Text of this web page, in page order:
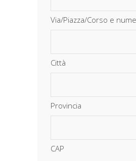
Via/Piazza/Corso e
Città
Provincia
CAP